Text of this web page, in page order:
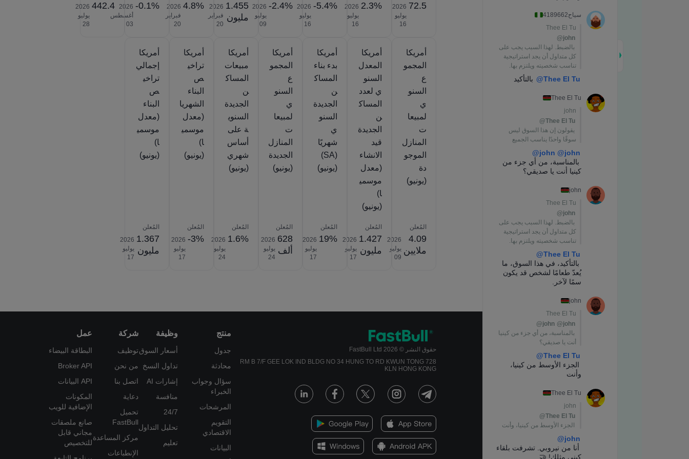
72.5
2026‎
يوليو
‎16
2.3%
2026‎
يوليو
‎16
-5.4%
2026‎
يوليو
‎16
-2.4%
2026‎
يوليو
‎09
1.455
مليون
2026‎
فبراير
‎20
4.8%
2026‎
فبراير
‎20
-0.1%
2026‎
أغسطس
‎03
442.4
2026‎
يوليو
‎28
أمريكا
المجمو
ع
السنو
ي
لمبيعا
ت
المنازل
الموجو
دة
(يونيو)
المُعلن
4.09
ملايين
2026‎
يوليو
‎09
أمريكا
المعدل
السنو
ي لعدد
المساك
ن
الجديدة
قيد
الانشاء
(معدل
موسمي
ا)
(يونيو)
المُعلن
1.427
مليون
2026‎
يوليو
‎17
أمريكا
بدء بناء
المساك
ن
الجديدة
السنو
ي
شهريًا
(SA)
(يونيو)
المُعلن
19%
2026‎
يوليو
‎17
أمريكا
المجمو
ع
السنو
ي
لمبيعا
ت
المنازل
الجديدة
(يونيو)
المُعلن
628
ألف
2026‎
يوليو
‎24
أمريكا
مبيعات
المساك
ن
الجديدة
السنوي
ة على
أساس
شهري
(يونيو)
المُعلن
1.6%
2026‎
يوليو
‎24
أمريكا
تراخي
ص
البناء
الشهريا
(معدل
موسمي
ا)
(يونيو)
المُعلن
-3%
2026‎
يوليو
‎17
أمريكا
إجمالي
تراخي
ص
البناء
(معدل
موسمي
ا)
(يونيو)
المُعلن
1.367
مليون
2026‎
يوليو
‎17
حقوق النشر © 2026 FastBull Ltd
728 RM B 7/F GEE LOK IND BLDG NO 34 HUNG TO RD KWUN TONG
KLN HONG KONG
منتج
جدول
محادثة
سؤال وجواب
الخبراء
المرشحات
التقويم
الاقتصادي
البيانات
وظيفة
أسعار السوق
تداول النسخ
إشارات AI
منافسة
24/7
تحليل التداول
تعليم
شركة
توظيف
من نحن
اتصل بنا
دعاية
تحميل
FastBull
مركز المساعدة
الإنطباعات
عمل
البطاقة البيضاء
Broker API
API البيانات
المكونات
الإضافية للويب
صانع ملصقات
مجاني قابل
للتخصيص